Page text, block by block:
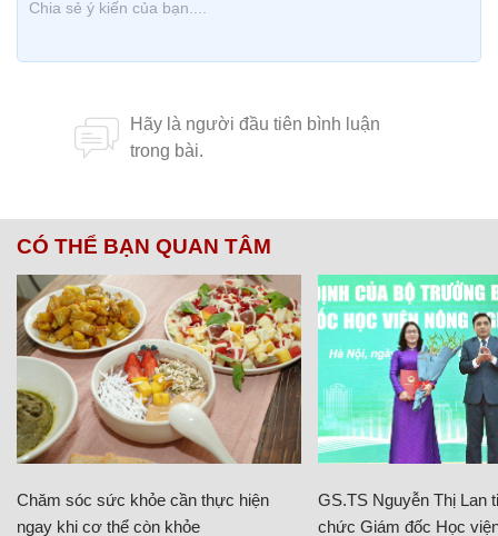
CÓ THỂ BẠN QUAN TÂM
Chăm sóc sức khỏe cần thực hiện
ngay khi cơ thể còn khỏe
GS.TS Nguyễn Thị Lan
chức Giám đốc Học